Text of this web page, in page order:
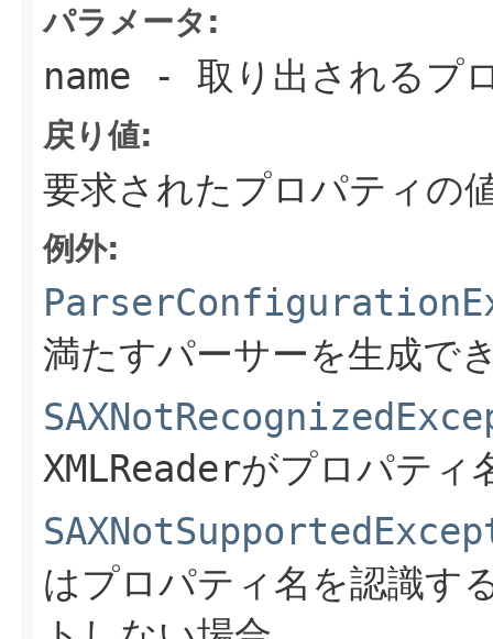
パラメータ:
name - 取り出されるプ
戻り値:
要求されたプロパティの
例外:
満たすパーサーを生成で
XMLReaderがプロパティ
はプロパティ名を認識す